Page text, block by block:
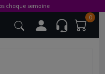
0
chaque semaine